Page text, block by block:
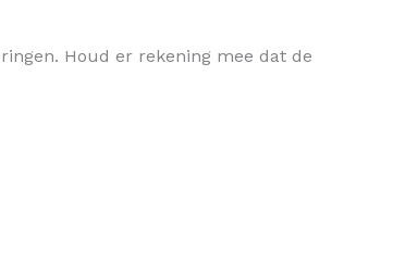
Houd er rekening mee dat de